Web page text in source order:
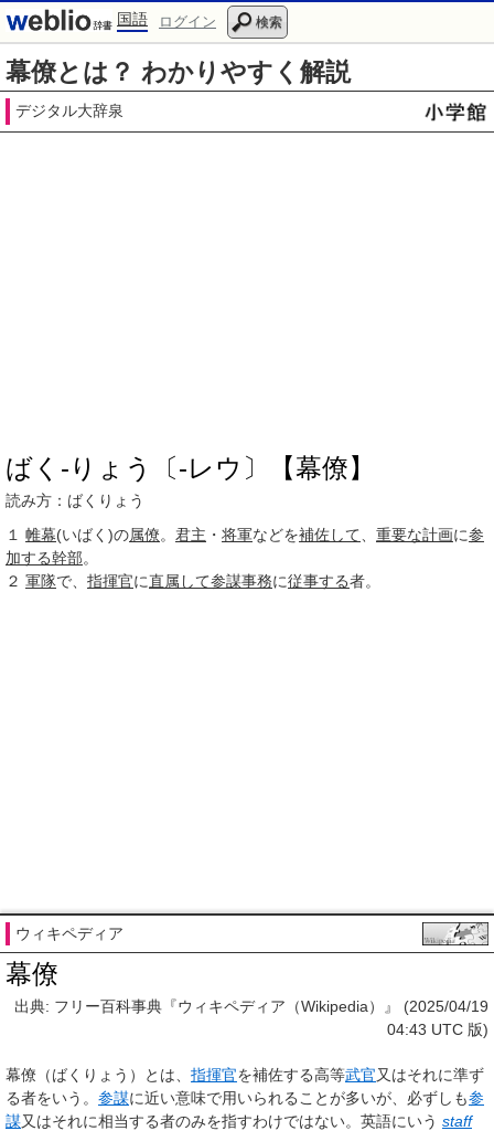
国語 ログイン 検索
幕僚とは？ わかりやすく解説
デジタル大辞泉
ばく‐りょう〔‐レウ〕【幕僚】
読み方：ばくりょう
１
帷幕(いばく)の属僚。 君主 ・ 将軍などを補佐して 重要な計画に参
加する幹部。
２ 軍隊で、 指揮官に直属して参謀事務に従事する者。
ウィキペディア
幕僚
出典: フリー百科事典『ウィキペディア（Wikipedia）』 (2025/04/19
04:43 UTC 版)
幕僚 （ばくりょう）とは、 指揮官を補佐する高等武官又はそれに準ず
る者をいう。 参謀に近い意味で用いられることが多いが、必ずしも参
謀又はそれに相当する者のみを指すわけではない。英語にいう staff